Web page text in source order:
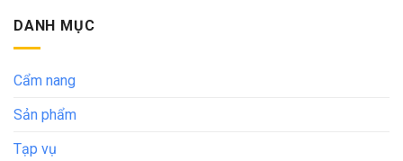
DANH MỤC
Cẩm nang
Sản phẩm
Tạp vụ